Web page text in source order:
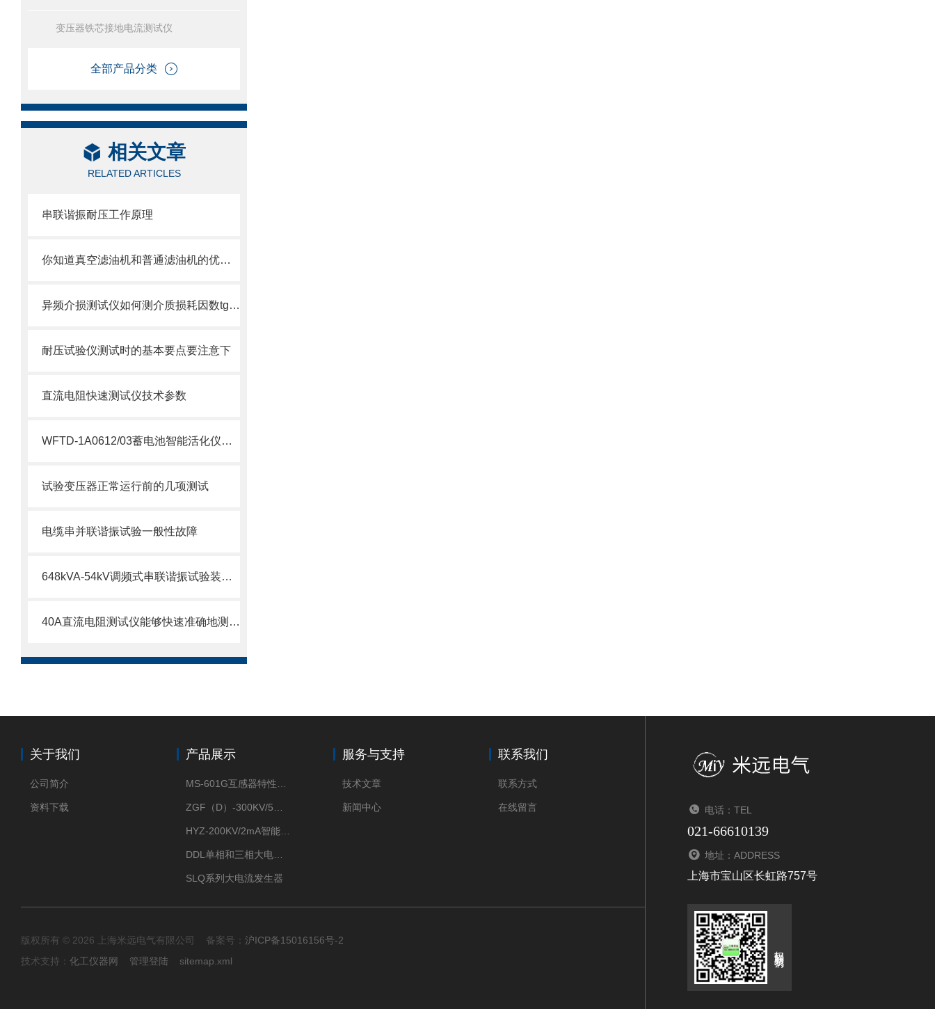
变压器铁芯接地电流测试仪
全部产品分类
相关文章
RELATED ARTICLES
串联谐振耐压工作原理
你知道真空滤油机和普通滤油机的优势在哪里？
异频介损测试仪如何测介质损耗因数tgδ试验
耐压试验仪测试时的基本要点要注意下
直流电阻快速测试仪技术参数
WFTD-1A0612/03蓄电池智能活化仪产品介绍
试验变压器正常运行前的几项测试
电缆串并联谐振试验一般性故障
648kVA-54kV调频式串联谐振试验装置技术
40A直流电阻测试仪能够快速准确地测量电路中的电阻值
关于我们
公司简介
资料下载
产品展示
SLQ系列大电流发生器
服务与支持
技术文章
新闻中心
联系我们
联系方式
在线留言
版权所有 © 2026 上海米远电气有限公司 备案号： 沪ICP备15016156号-2
技术支持： 化工仪器网 管理登陆 sitemap.xml
电话：TEL
021-66610139
地址：ADDRESS
上海市宝山区长虹路757号